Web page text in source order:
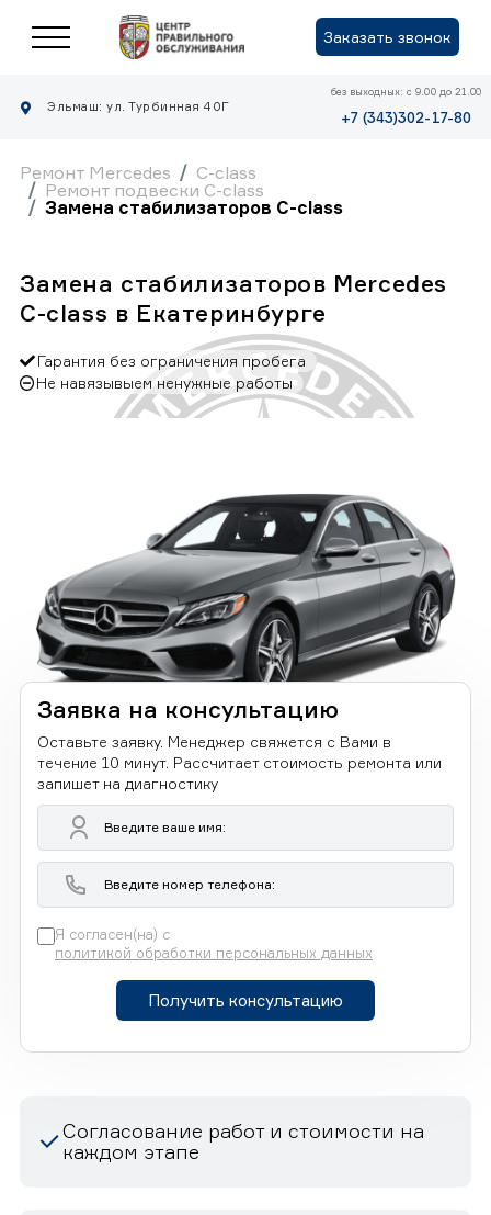
Заказать звонок
Эльмаш: ул. Турбинная 40Г
без выходных: с 9.00 до 21.00
+7 (343)302-17-80
Ремонт Mercedes
C-class
Ремонт подвески C-class
Замена стабилизаторов C-class
Замена стабилизаторов Mercedes
C-class в Екатеринбурге
Гарантия без ограничения пробега
Не навязывыем ненужные работы
Заявка на консультацию
Оставьте заявку. Менеджер свяжется с Вами в
течение 10 минут. Рассчитает стоимость ремонта или
запишет на диагностику
Я согласен(на) с
политикой обработки персональных данных
Получить консультацию
Согласование работ и стоимости на
каждом этапе